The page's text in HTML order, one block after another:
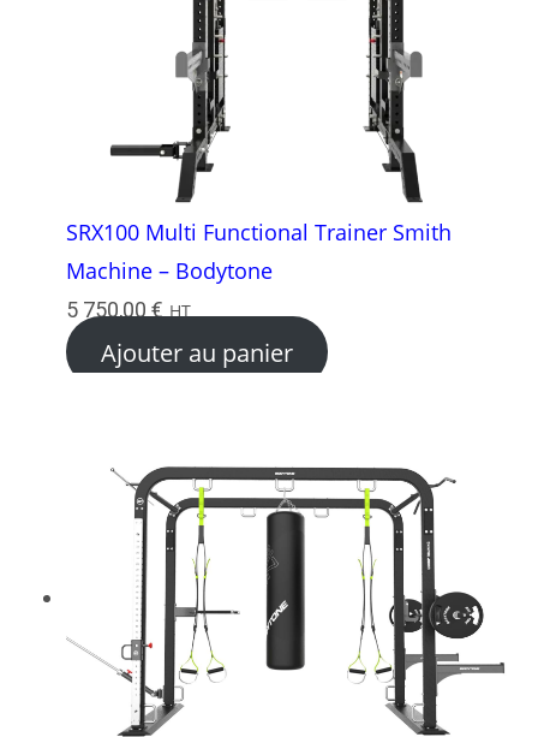
SRX100 Multi Functional Trainer Smith
Machine – Bodytone
5 750,00 € HT
Ajouter au panier